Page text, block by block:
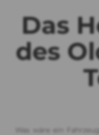
Das
des
Was wäre ein